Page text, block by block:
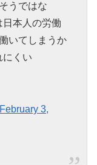
うではな
本人の労働
いてしまうか
にくい
February 3,